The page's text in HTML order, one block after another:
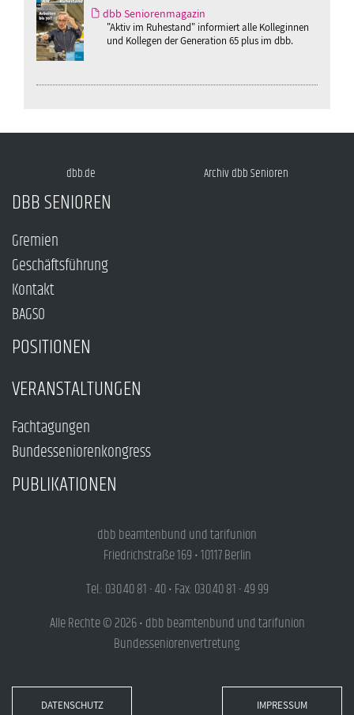
dbb Seniorenmagazin
"Aktiv im Ruhestand" informiert alle Kolleginnen
und Kollegen der Generation 65 plus im dbb.
dbb.de Archiv dbb Senioren
DBB SENIOREN
Gremien
Geschäftsführung
Kontakt
BAGSO
POSITIONEN
VERANSTALTUNGEN
Fachtagungen
Bundesseniorenkongress
PUBLIKATIONEN
dbb beamtenbund und tarifunion
Friedrichstraße 169 • 10117 Berlin
Tel.: 030.40 81 - 40 • Fax: 030.40 81 - 49 99
Alle Rechte © 2026 • dbb beamtenbund und tarifunion
Bundesseniorenvertretung
DATENSCHUTZ IMPRESSUM